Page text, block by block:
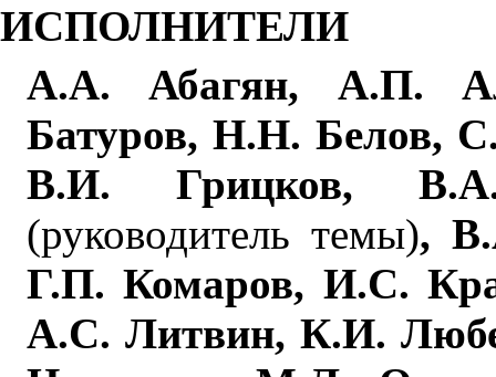
ИСПОЛНИТЕЛИ
А.А. Абагян, А.П.
Батуров, Н.Н. Белов,
В.И. Грицков,
(руководитель темы),
Г.П. Комаров, И.С.
А.С. Литвин, К.И.